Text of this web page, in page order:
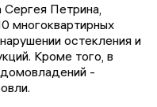
Петрина,
многоквартирных
остекления и
Кроме того, в
-